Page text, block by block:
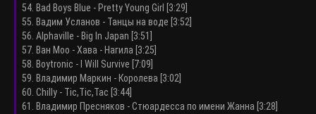
54. Bad Boys Blue - Pretty Young Girl [3:29]
55. Вадим Усланов - Танцы на воде [3:52]
56. Alphaville - Big In Japan [3:51]
57. Ван Моо - Хава - Нагила [3:25]
58. Boytronic - I Will Survive [7:09]
59. Владимир Маркин - Королева [3:02]
60. Chilly - Tic,Tic,Tac [3:44]
61. Владимир Пресняков - Стюардесса по имени Жанна [3:28]